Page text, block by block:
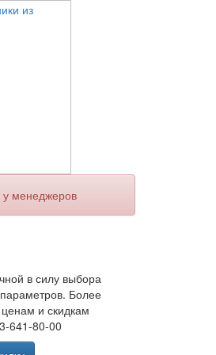
у менеджеров
в силу выбора
Более
и скидкам
641-80-00